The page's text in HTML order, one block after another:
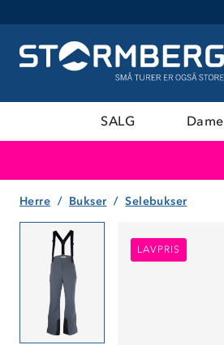
SALG Dame
Herre Bukser Selebukser
LAVPRIS
LAVPRIS